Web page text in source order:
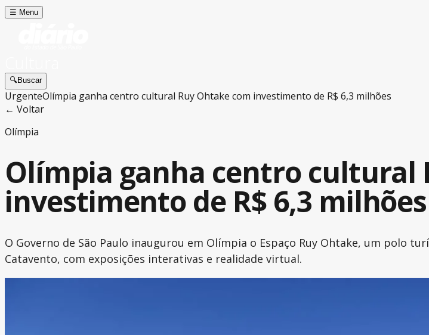
☰ Menu
🔍Buscar
UrgenteOlímpia ganha centro cultural Ruy Ohtake com investimento de R$ 6,3 milhões
← Voltar
Olímpia
Olímpia ganha centro cultural
investimento de R$ 6,3 milhões
O Governo de São Paulo inaugurou em Olímpia o Espaço Ruy Ohtake, um polo
Catavento, com exposições interativas e realidade virtual.